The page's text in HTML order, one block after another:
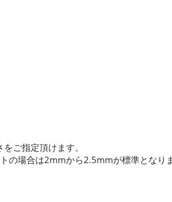
ご指定頂けます。
の場合は2mmから2.5mmが標準となり